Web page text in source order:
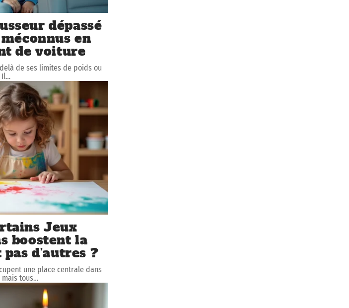
dépassé
en
de voiture
de ses limites de poids ou
Il…
Jeux
boostent la
d’autres ?
une place centrale dans
tous…